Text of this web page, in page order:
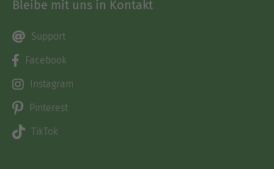
Bleibe mit uns in Kontakt
Support
Facebook
Instagram
Pinterest
TikTok